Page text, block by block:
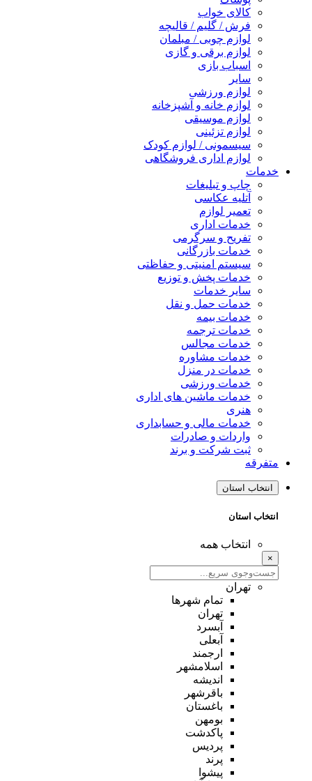
کالای خواب
فرش / گلیم / قالیچه
لوازم چوبی / مبلمان
لوازم برقی و گازی
اسباب بازی
سایر
لوازم ورزشی
لوازم خانه و آشپزخانه
لوازم موسیقی
لوازم تزئینی
سیسمونی / لوازم کودک
لوازم اداری فروشگاهی
خدمات
چاپ و تبلیغات
آتلیه عکاسی
تعمیر لوازم
خدمات اداری
تفریح و سرگرمی
خدمات بازرگانی
سیستم امنیتی و حفاظتی
خدمات پخش و توزیع
سایر خدمات
خدمات حمل و نقل
خدمات بیمه
خدمات ترجمه
خدمات مجالس
خدمات مشاوره
خدمات در منزل
خدمات ورزشی
خدمات ماشین های اداری
هنری
خدمات مالی و حسابداری
واردات و صادرات
ثبت شرکت و برند
متفرقه
انتخاب استان
انتخاب استان
انتخاب همه
×
تهران
تمام شهر‌ها
تهران
آبسرد
آبعلی
ارجمند
اسلامشهر
اندیشه
باقرشهر
باغستان
بومهن
پاکدشت
پردیس
پرند
پیشوا